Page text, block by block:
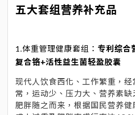
五大套组营养补充品
1.体重管理健康套组： 专利综合
复合铬+活性益生菌轻盈胶囊
现代人饮食西化、工作繁重，经
常，运动少、压力大、营养素缺
肥胖随之而来，根据国民营养健